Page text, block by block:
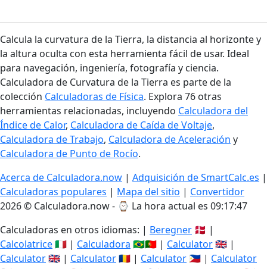
Calcula la curvatura de la Tierra, la distancia al horizonte y
la altura oculta con esta herramienta fácil de usar. Ideal
para navegación, ingeniería, fotografía y ciencia.
Calculadora de Curvatura de la Tierra es parte de la
colección Calculadoras de Física. Explora 76 otras
herramientas relacionadas, incluyendo Calculadora del
Índice de Calor, Calculadora de Caída de Voltaje,
Calculadora de Trabajo, Calculadora de Aceleración y
Calculadora de Punto de Rocío.
Acerca de Calculadora.now | Adquisición de SmartCalc.es |
Calculadoras populares | Mapa del sitio | Convertidor
2026 © Calculadora.now - ⌚ La hora actual es 09:17:48
Calculadoras en otros idiomas: | Beregner 🇩🇰 |
Calcolatrice🇮🇹 | Calculadora 🇧🇷🇵🇹 | Calculator🇬🇧 |
Calculator🇬🇧 | Calculator🇷🇴 | Calculator 🇵🇭 | Calculator